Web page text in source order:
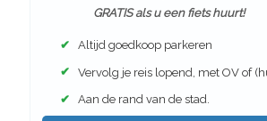
GRATIS als u een fiets huurt!
✔ Altijd goedkoop parkeren
✔ Vervolg je reis lopend, met OV of
✔ Aan de rand van de stad.